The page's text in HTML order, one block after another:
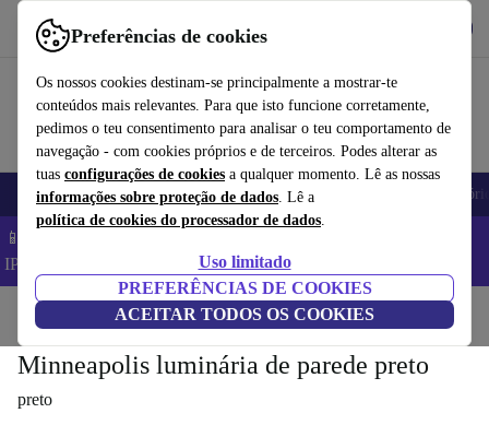
Preferências de cookies
Os nossos cookies destinam-se principalmente a mostrar-te
conteúdos mais relevantes. Para que isto funcione corretamente,
pedimos o teu consentimento para analisar o teu comportamento de
navegação - com cookies próprios e de terceiros. Podes alterar as
tuas configurações de cookies a qualquer momento. Lê as nossas
informações sobre proteção de dados. Lê a
política de cookies do processador de dados.
Uso limitado
PREFERÊNCIAS DE COOKIES
ACEITAR TODOS OS COOKIES
Use o refurbed de forma rápida e fácil
Telemóveis Computadores Portáteis Tablets
📱 Poupa 5% EXTRA em todos os iPhones – Código:
IPHONEDEAL –
Início Casa Móveis
Minneapolis luminária de parede preto
preto